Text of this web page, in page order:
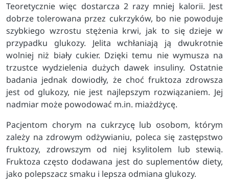
Teoretycznie więc dostarcza 2 razy mniej kalorii. Jest
dobrze tolerowana przez cukrzyków, bo nie powoduje
szybkiego wzrostu stężenia krwi, jak to się dzieje w
przypadku glukozy. Jelita wchłaniają ją dwukrotnie
wolniej niż biały cukier. Dzięki temu nie wymusza na
trzustce wydzielenia dużych dawek insuliny. Ostatnie
badania jednak dowiodły, że choć fruktoza zdrowsza
jest od glukozy, nie jest najlepszym rozwiązaniem. Jej
nadmiar może powodować m.in. miażdżycę.
Pacjentom chorym na cukrzycę lub osobom, którym
zależy na zdrowym odżywianiu, poleca się zastępstwo
fruktozy, zdrowszym od niej ksylitolem lub stewią.
Fruktoza często dodawana jest do suplementów diety,
jako polepszacz smaku i lepsza odmiana glukozy.